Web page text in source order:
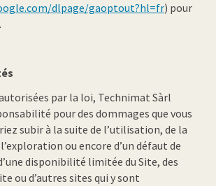
dlpage/gaoptout?hl=fr) pour
par la loi, Technimat Sàrl
pour des dommages que vous
subir à la suite de l’utilisation, de la
ou encore d’un défaut de
disponibilité limitée du Site, des
ou d’autres sites qui y sont